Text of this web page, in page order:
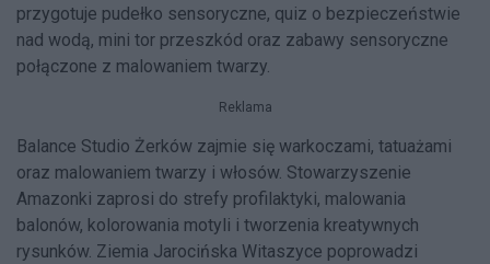
przygotuje pudełko sensoryczne, quiz o bezpieczeństwie
nad wodą, mini tor przeszkód oraz zabawy sensoryczne
połączone z malowaniem twarzy.
Reklama
Balance Studio Żerków zajmie się warkoczami, tatuażami
oraz malowaniem twarzy i włosów. Stowarzyszenie
Amazonki zaprosi do strefy profilaktyki, malowania
balonów, kolorowania motyli i tworzenia kreatywnych
rysunków. Ziemia Jarocińska Witaszyce poprowadzi